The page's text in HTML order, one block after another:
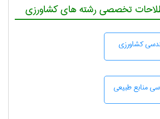
تخصصی رشته های کشاورزی
كشاورزی
منابع طبيعی